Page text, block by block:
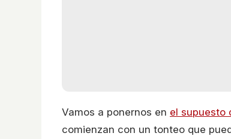
Vamos a ponernos en el supuesto
comienzan con un tonteo que